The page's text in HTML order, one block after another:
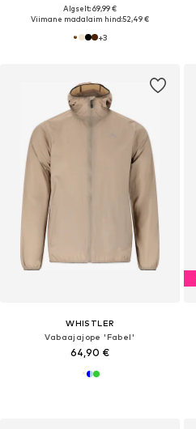
Algselt: 69,99 €
Viimane madalaim hind:52,49 €
+3
WHISTLER
Vabaajajope 'Fabel'
64,90 €